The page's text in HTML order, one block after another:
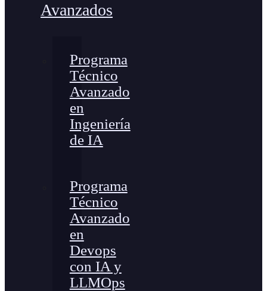
Avanzados
Programa
Técnico
Avanzado
en
Ingeniería
de IA
Programa
Técnico
Avanzado
en
Devops
con IA y
LLMOps